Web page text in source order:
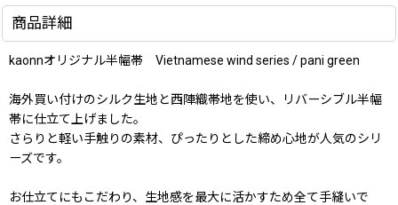
商品詳細
kaonnオリジナル半幅帯 Vietnamese wind series / pani green
海外買い付けのシルク生地と西陣織帯地を使い、リバーシブル半幅
帯に仕立て上げました。
さらりと軽い手触りの素材、ぴったりとした締め心地が人気のシリ
ーズです。
お仕立てにもこだわり、生地感を最大に活かすため全て手縫いで